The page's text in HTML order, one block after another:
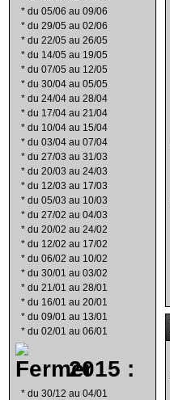
* du 05/06 au 09/06
* du 29/05 au 02/06
* du 22/05 au 26/05
* du 14/05 au 19/05
* du 07/05 au 12/05
* du 30/04 au 05/05
* du 24/04 au 28/04
* du 17/04 au 21/04
* du 10/04 au 15/04
* du 03/04 au 07/04
* du 27/03 au 31/03
* du 20/03 au 24/03
* du 12/03 au 17/03
* du 05/03 au 10/03
* du 27/02 au 04/03
* du 20/02 au 24/02
* du 12/02 au 17/02
* du 06/02 au 10/02
* du 30/01 au 03/02
* du 21/01 au 28/01
* du 16/01 au 20/01
* du 09/01 au 13/01
* du 02/01 au 06/01
2015 :
* du 30/12 au 04/01